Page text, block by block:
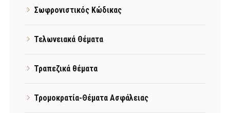
Σωφρονιστικός Κώδικας
Τελωνειακά Θέματα
Τραπεζικά θέματα
Τρομοκρατία-Θέματα Ασφάλειας